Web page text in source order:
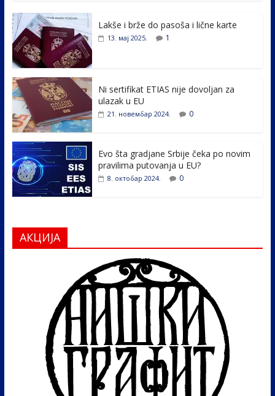
e
b
o
o
k
itt
er e
er ar
e
Lakše i brže do pasoša i lične karte
13. мај 2025. 1
Ni sertifikat ETIAS nije dovoljan za
ulazak u EU
21. новембар 2024. 0
Evo šta gradjane Srbije čeka po novim
pravilima putovanja u EU?
8. октобар 2024. 0
АКЦИЈА